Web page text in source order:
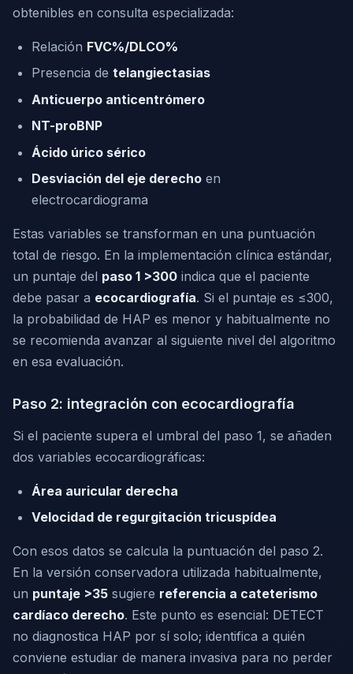
obtenibles en consulta especializada:
Relación FVC%/DLCO%
Presencia de telangiectasias
Anticuerpo anticentrómero
NT-proBNP
Ácido úrico sérico
Desviación del eje derecho en
electrocardiograma
Estas variables se transforman en una puntuación
total de riesgo. En la implementación clínica estándar,
un puntaje del paso 1 >300 indica que el paciente
debe pasar a ecocardiografía. Si el puntaje es ≤300,
la probabilidad de HAP es menor y habitualmente no
se recomienda avanzar al siguiente nivel del algoritmo
en esa evaluación.
Paso 2: integración con ecocardiografía
Si el paciente supera el umbral del paso 1, se añaden
dos variables ecocardiográficas:
Área auricular derecha
Velocidad de regurgitación tricuspídea
Con esos datos se calcula la puntuación del paso 2.
En la versión conservadora utilizada habitualmente,
un puntaje >35 sugiere referencia a cateterismo
cardíaco derecho. Este punto es esencial: DETECT
no diagnostica HAP por sí solo; identifica a quién
conviene estudiar de manera invasiva para no perder